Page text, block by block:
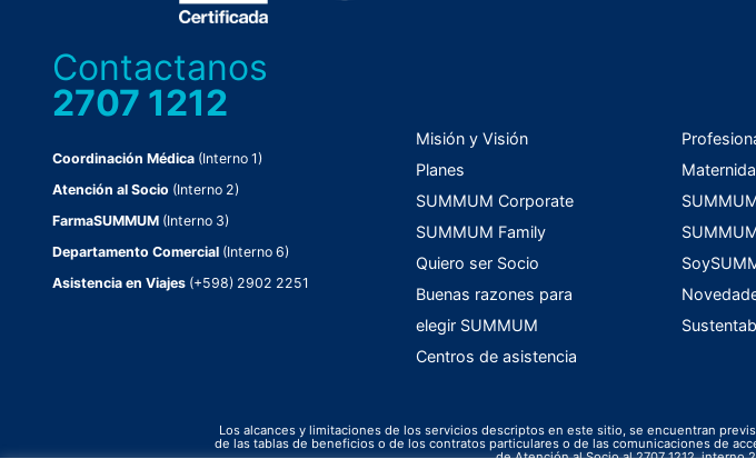
Contactanos
2707 1212
Coordinación Médica (Interno 1)
Atención al Socio (Interno 2)
FarmaSUMMUM (Interno 3)
Departamento Comercial (Interno 6)
Asistencia en Viajes (+598) 2902 2251
Misión y Visión
Planes
SUMMUM Corporate
SUMMUM Family
Quiero ser Socio
Buenas razones para
elegir SUMMUM
Centros de asistencia
Los alcances y limitaciones de los servicios descriptos en este sitio, se encuentran
de las tablas de beneficios o de los contratos particulares o de las comunicaciones de
de Atención al Socio al 2707 1212, interno